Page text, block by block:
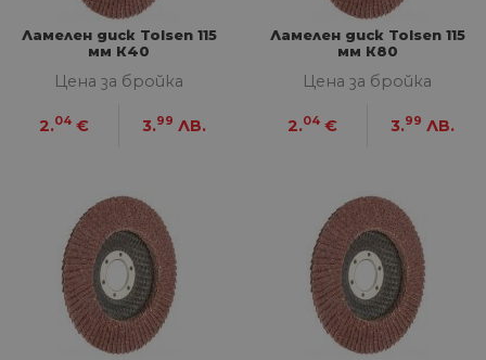
Ламелен диск Tolsen 115
мм К40
Цена за бройка
2.04 € 3.99 ЛВ.
Ламелен диск Tolsen 115
мм К80
Цена за бройка
2.04 € 3.99 ЛВ.